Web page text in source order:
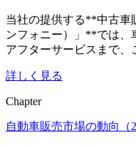
当社の提供する**中古車
ンフォニー）」**では、
アフターサービスまで、
詳しく見る
Chapter
自動車販売市場の動向（